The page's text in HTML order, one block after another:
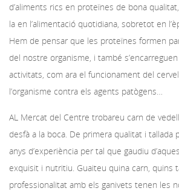
d’aliments rics en proteïnes de bona
la en l’alimentació quotidiana, sobretot en
Hem de pensar que les proteïnes formen
del nostre organisme, i també
activitats, com ara el funcionament del
l’organisme contra els agents patògens…
AL Mercat del Centre trobareu carn de
desfà a la boca. De primera qualitat i tallada
anys d’experiència per tal que gaudiu
exquisit i nutritiu. Guaiteu quina carn, quins
professionalitat amb els ganivets tenen les